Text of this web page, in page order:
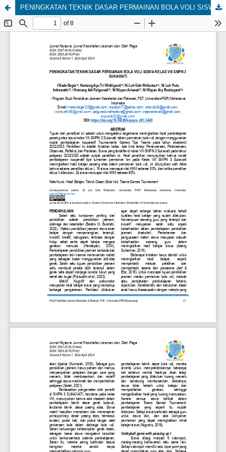
PENINGKATAN TEKNIK DASAR PERMAINAN BOLA VOLI SISWA KELAS VIII SMPN 3 SUKAWATI